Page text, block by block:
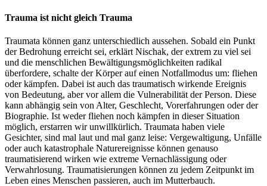
Trauma ist nicht gleich Trauma
Traumata können ganz unterschiedlich aussehen. Sobald ein Punkt
der Bedrohung erreicht sei, erklärt Nischak, der extrem zu viel sei
und die menschlichen Bewältigungsmöglichkeiten radikal
überfordere, schalte der Körper auf einen Notfallmodus um: fliehen
oder kämpfen. Dabei ist auch das traumatisch wirkende Ereignis
von Bedeutung, aber vor allem die Vulnerabilität der Person. Diese
kann abhängig sein von Alter, Geschlecht, Vorerfahrungen oder der
Biographie. Ist weder fliehen noch kämpfen in dieser Situation
möglich, erstarren wir unwillkürlich. Traumata haben viele
Gesichter, sind mal laut und mal ganz leise: Vergewaltigung, Unfälle
oder auch katastrophale Naturereignisse können genauso
traumatisierend wirken wie extreme Vernachlässigung oder
Verwahrlosung. Traumatisierungen können zu jedem Zeitpunkt im
Leben eines Menschen passieren, auch im Mutterbauch.